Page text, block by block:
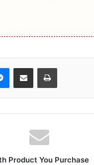
Messenger
Share via Email Print
Product You Purchase